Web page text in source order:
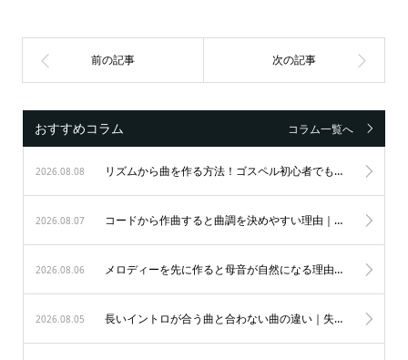
おすすめコラム コラム一覧へ
2026.08.08 リズムから曲を作る方法！ゴスペル初心者でもノリ良く作曲する秘訣
2026.08.07 コードから作曲すると曲調を決めやすい理由｜初心者も納得のゴスペル作曲術
2026.08.06 メロディーを先に作ると母音が自然になる理由｜歌唱力を劇的に変えるゴスペルの秘訣
2026.08.05 長いイントロが合う曲と合わない曲の違い｜失敗を防ぐ表現の極意